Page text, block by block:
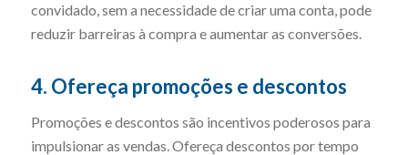
convidado, sem a necessidade de criar uma conta, pode
reduzir barreiras à compra e aumentar as conversões.
4. Ofereça promoções e descontos
Promoções e descontos são incentivos poderosos para
impulsionar as vendas. Ofereça descontos por tempo